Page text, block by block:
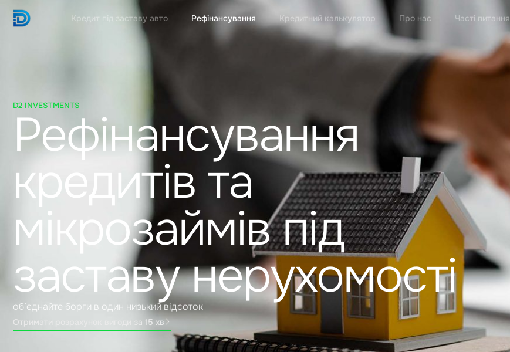
Кредит під заставу авто Рефінансування Кредитний калькулятор Про нас Часті питання
D2 INVESTMENTS
Рефінансування
кредитів та
мікрозаймів під
заставу нерухомості
об’єднайте борги в один низький відсоток
Отримати розрахунок вигоди за 15 хв